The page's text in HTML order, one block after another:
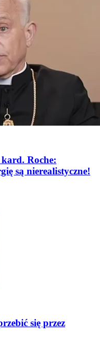
Roche:
są nierealistyczne!
się przez